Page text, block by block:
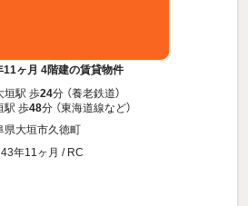
ヶ月 4階建の賃貸物件
垣駅 歩24分 （養老鉄道）
駅 歩48分 （東海道線など）
県大垣市久徳町
年11ヶ月 / RC